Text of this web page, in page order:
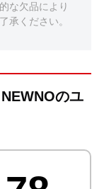
な欠品により
承ください。
のユ